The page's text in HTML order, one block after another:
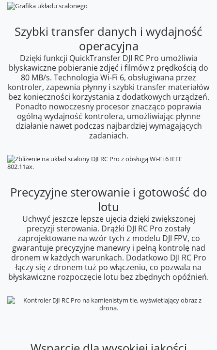
Szybki transfer danych i wydajność
operacyjna
Dzięki funkcji QuickTransfer DJI RC Pro umożliwia
błyskawiczne pobieranie zdjęć i filmów z prędkością do
80 MB/s. Technologia Wi-Fi 6, obsługiwana przez
kontroler, zapewnia płynny i szybki transfer materiałów
bez konieczności korzystania z dodatkowych urządzeń.
Ponadto nowoczesny procesor znacząco poprawia
ogólną wydajność kontrolera, umożliwiając płynne
działanie nawet podczas najbardziej wymagających
zadaniach.
Precyzyjne sterowanie i gotowość do
lotu
Uchwyć jeszcze lepsze ujęcia dzięki zwiększonej
precyzji sterowania. Drążki DJI RC Pro zostały
zaprojektowane na wzór tych z modelu DJI FPV, co
gwarantuje precyzyjne manewry i pełną kontrolę nad
dronem w każdych warunkach. Dodatkowo DJI RC Pro
łączy się z dronem tuż po włączeniu, co pozwala na
błyskawiczne rozpoczęcie lotu bez zbędnych opóźnień.